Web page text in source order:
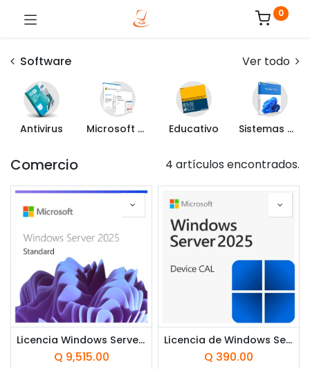
0
Software Ver todo
Antivirus Microsoft Office Educativo Sistemas Operativos
Comercio 4 artículos encontrados.
Licencia Windows Server 2025 Edición Estándar OEI - 16 Núcleos ***FISICA***
Q 9,515.00
Licencia de Windows Server CAL 2025 por Dispositivo CSP Perpetuo ***DIGITAL***
Q 390.00